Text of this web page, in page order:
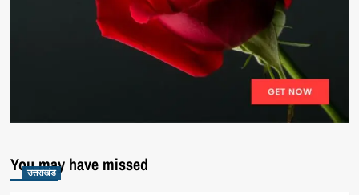
You may have missed
उत्तराखंड